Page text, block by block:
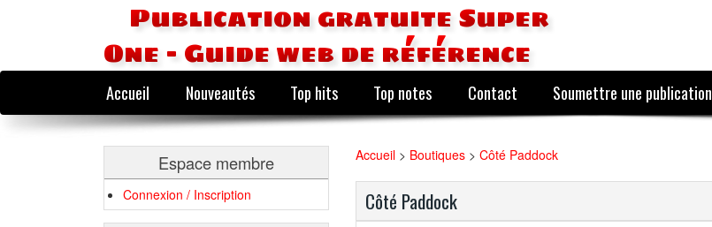
Publication gratuite Super
One - Guide web de référence
Accueil Nouveautés Top hits Top notes Contact Soumettre une publication
Espace membre
Connexion / Inscription
Accueil > Boutiques > Côté Paddock
Côté Paddock